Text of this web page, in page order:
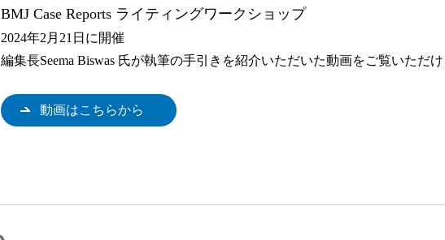
BMJ Case Reports ライティングワークショップ
2024年2月21日に開催
編集長Seema Biswas 氏が執筆の手引きを紹介いただいた動画をご覧いただけ
動画はこちらから